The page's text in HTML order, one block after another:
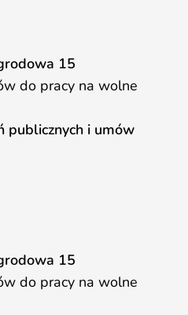
15
do pracy na wolne
publicznych i umów
15
do pracy na wolne